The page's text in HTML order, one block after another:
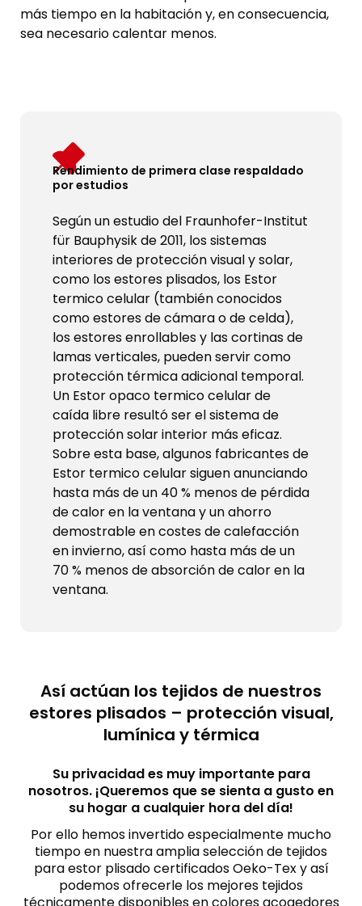
más tiempo en la habitación y, en consecuencia,
sea necesario calentar menos.
Rendimiento de primera clase respaldado
por estudios
Según un estudio del Fraunhofer-Institut
für Bauphysik de 2011, los sistemas
interiores de protección visual y solar,
como los estores plisados, los Estor
termico celular (también conocidos
como estores de cámara o de celda),
los estores enrollables y las cortinas de
lamas verticales, pueden servir como
protección térmica adicional temporal.
Un Estor opaco termico celular de
caída libre resultó ser el sistema de
protección solar interior más eficaz.
Sobre esta base, algunos fabricantes de
Estor termico celular siguen anunciando
hasta más de un 40 % menos de pérdida
de calor en la ventana y un ahorro
demostrable en costes de calefacción
en invierno, así como hasta más de un
70 % menos de absorción de calor en la
ventana.
Así actúan los tejidos de nuestros
estores plisados – protección visual,
lumínica y térmica
Su privacidad es muy importante para
nosotros. ¡Queremos que se sienta a gusto en
su hogar a cualquier hora del día!
Por ello hemos invertido especialmente mucho
tiempo en nuestra amplia selección de tejidos
para estor plisado certificados Oeko-Tex y así
podemos ofrecerle los mejores tejidos